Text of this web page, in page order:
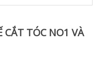
CẮT TÓC NO1 VÀ